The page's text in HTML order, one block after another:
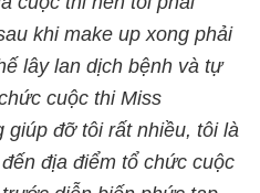
khi make up xong phải
lây lan dịch bệnh và tự
cuộc thi Miss
giúp đỡ tôi rất nhiều, tôi là
địa điểm tổ chức cuộc